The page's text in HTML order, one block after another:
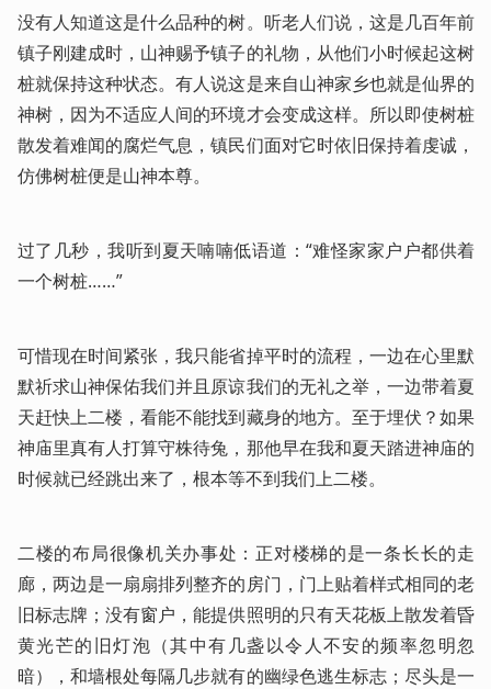
没有人知道这是什么品种的树。听老人们说，这是几百年前
镇子刚建成时，山神赐予镇子的礼物，从他们小时候起这树
桩就保持这种状态。有人说这是来自山神家乡也就是仙界的
神树，因为不适应人间的环境才会变成这样。所以即使树桩
散发着难闻的腐烂气息，镇民们面对它时依旧保持着虔诚，
仿佛树桩便是山神本尊。
过了几秒，我听到夏天喃喃低语道：“难怪家家户户都供着
一个树桩……”
可惜现在时间紧张，我只能省掉平时的流程，一边在心里默
默祈求山神保佑我们并且原谅我们的无礼之举，一边带着夏
天赶快上二楼，看能不能找到藏身的地方。至于埋伏？如果
神庙里真有人打算守株待兔，那他早在我和夏天踏进神庙的
时候就已经跳出来了，根本等不到我们上二楼。
二楼的布局很像机关办事处：正对楼梯的是一条长长的走
廊，两边是一扇扇排列整齐的房门，门上贴着样式相同的老
旧标志牌；没有窗户，能提供照明的只有天花板上散发着昏
黄光芒的旧灯泡（其中有几盏以令人不安的频率忽明忽
暗），和墙根处每隔几步就有的幽绿色逃生标志；尽头是一